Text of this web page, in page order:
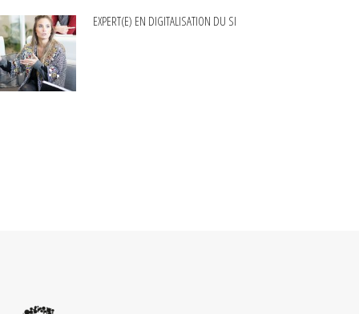
EXPERT(E) EN DIGITALISATION DU SI